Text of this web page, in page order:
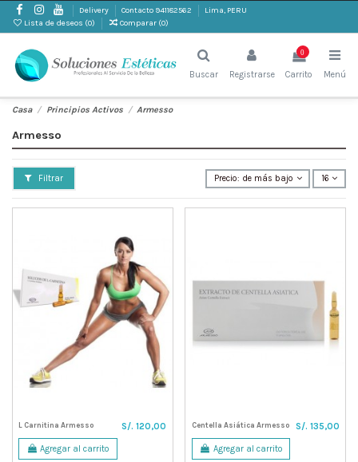
Delivery Contacto 941182562
Lima, PERU
Lista de deseos (0) Comparar (0)
Buscar Registrarse
0
Carrito Menú
Casa Principios Activos Armesso
Armesso
Filtrar Precio: de más bajo a más alto
16
L Carnitina Armesso S/. 120,00
Agregar al carrito
Centella Asiática Armesso S/. 135,00
Agregar al carrito